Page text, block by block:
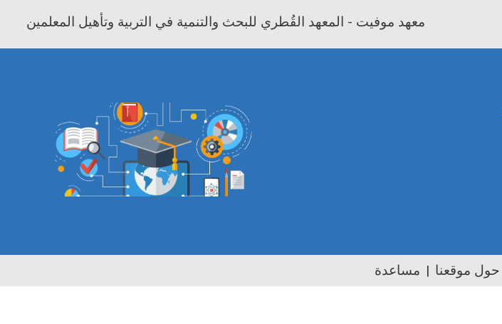
معهد موفيت - المعهد القُطري للبحث والتنمية في التربية وتأهيل المعلمين
حول موقعنا مساعدة